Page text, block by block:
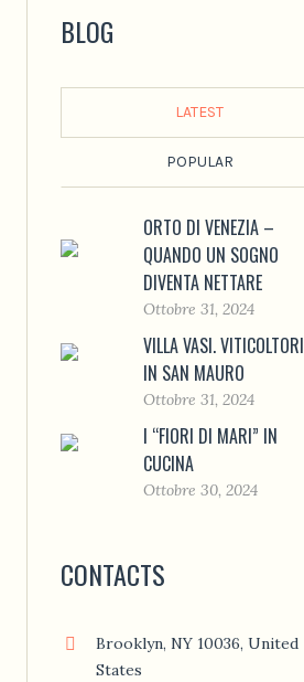
BLOG
LATEST
POPULAR
ORTO DI VENEZIA –
QUANDO UN SOGNO
DIVENTA NETTARE
Ottobre 31, 2024
VILLA VASI. VITICOLTORI
IN SAN MAURO
Ottobre 31, 2024
I “FIORI DI MARI” IN
CUCINA
Ottobre 30, 2024
CONTACTS
Brooklyn, NY 10036, United
States